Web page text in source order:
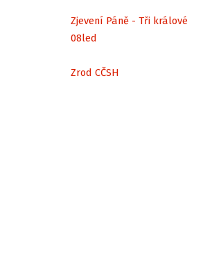
Zjevení Páně - Tři králové
08led
Zrod CČSH